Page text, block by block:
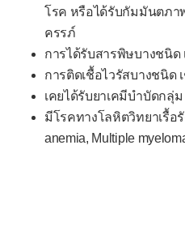
มะเร็งปากมดลูก
มะเร็งอัณฑะ
เนื้องอกที่ต่อมลูก
เนื้องอกที่องคชาต
โรค หรือได้รับกัมมันตภา
ครรภ์
การได้รับสารพิษบางชนิด
การติดเชื้อไวรัสบางชนิด
เคยได้รับยาเคมีบำบัดกลุ่ม
มีโรคทางโลหิตวิทยาเรื้อ
anemia, Multiple